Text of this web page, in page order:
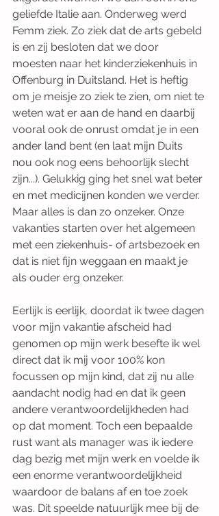
geliefde Italie aan. Onderweg werd
Femm ziek. Zo ziek dat de arts gebeld
is en zij besloten dat we door
moesten naar het kinderziekenhuis in
Offenburg in Duitsland. Het is heftig
om je meisje zo ziek te zien, om niet te
weten wat er aan de hand en daarbij
vooral ook de onrust omdat je in een
ander land bent (en laat mijn Duits
nou ook nog eens behoorlijk slecht
zijn...). Gelukkig ging het snel wat beter
en met medicijnen konden we verder.
Maar alles is dan zo onzeker. Onze
vakanties starten over het algemeen
met een ziekenhuis- of artsbezoek en
dat is niet fijn weggaan en maakt je
als ouder erg onzeker.
Eerlijk is eerlijk, doordat ik twee dagen
voor mijn vakantie afscheid had
genomen op mijn werk besefte ik wel
direct dat ik mij voor 100% kon
focussen op mijn kind, dat zij nu alle
aandacht nodig had en dat ik geen
andere verantwoordelijkheden had
op dat moment. Toch een bepaalde
rust want als manager was ik iedere
dag bezig met mijn werk en voelde ik
een enorme verantwoordelijkheid
waardoor de balans af en toe zoek
was. Dit speelde natuurlijk mee bij de